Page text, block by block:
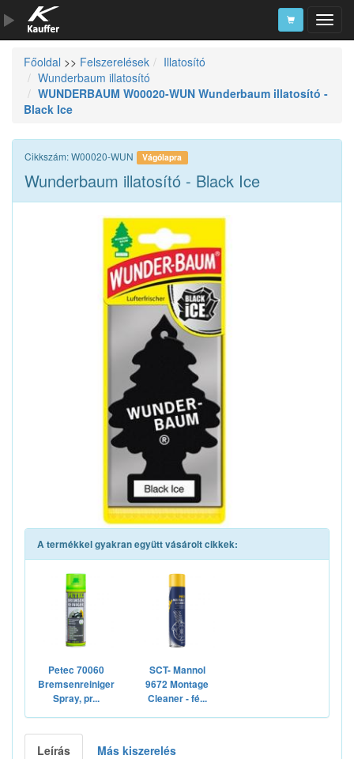
Szerszámkatalógus
Kosár
Főoldal >> Felszerelések
Illatosító
Wunderbaum illatosító
WUNDERBAUM W00020-WUN Wunderbaum illatosító -
Black Ice
Cikkszám: W00020-WUN Vágólapra
Wunderbaum illatosító - Black Ice
A termékkel gyakran együtt vásárolt cikkek:
Petec 70060
Bremsenreiniger
Spray, pr...
SCT- Mannol
9672 Montage
Cleaner - fé...
Leírás Más kiszerelés